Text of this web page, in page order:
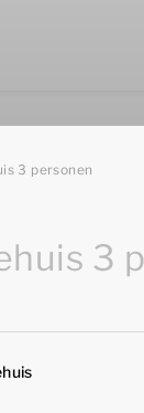
3 personen
3